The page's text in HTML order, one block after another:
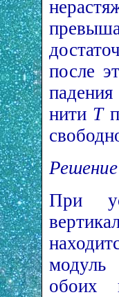
после
нити T
Решение
При
модуль
обоих